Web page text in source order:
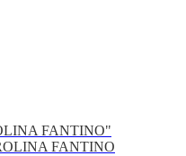
FANTINO"
FANTINO